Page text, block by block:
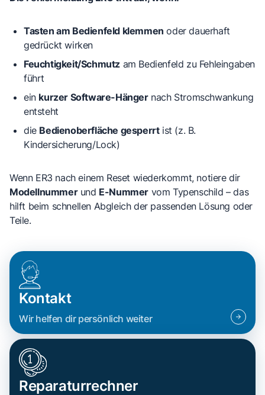
Tasten am Bedienfeld klemmen oder dauerhaft
gedrückt wirken
Feuchtigkeit/Schmutz am Bedienfeld zu Fehleingaben
führt
ein kurzer Software-Hängernach Stromschwankung
entsteht
die Bedienoberfläche gesperrtist (z. B.
Kindersicherung/Lock)
Wenn ER3 nach einem Reset wiederkommt, notiere dir
Modellnummerund E-Nummer vom Typenschild – das
hilft beim schnellen Abgleich der passenden Lösung oder
Teile.
Kontakt
Wir helfen dir persönlich weiter
Reparaturrechner